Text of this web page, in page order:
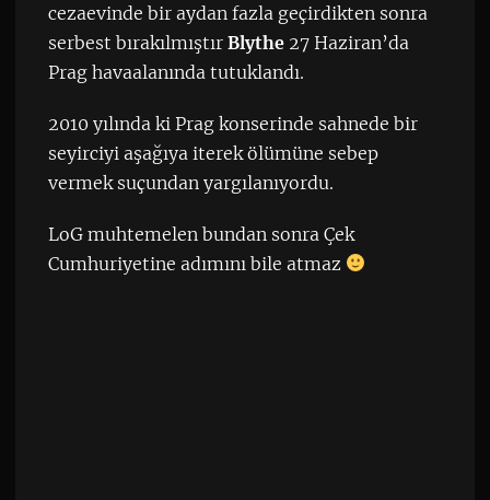
cezaevinde bir aydan fazla geçirdikten sonra
serbest bırakılmıştır Blythe27 Haziran’da
Prag havaalanında tutuklandı.
2010 yılında ki Prag konserinde sahnede bir
seyirciyi aşağıya iterek ölümüne sebep
vermek suçundan yargılanıyordu.
LoG muhtemelen bundan sonra Çek
Cumhuriyetine adımını bile atmaz